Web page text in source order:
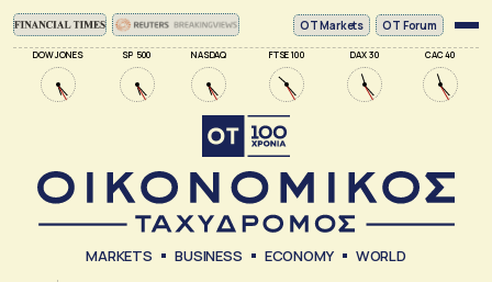
DOW JONES SP 500 NASDAQ FTSE 100 DAX 30 CAC 40
ΟΤ Markets OT Forum
MARKETS BUSINESS ECONOMY WORLD